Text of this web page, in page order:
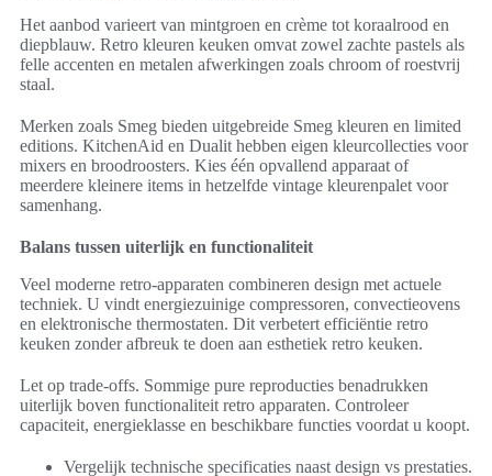
Het aanbod varieert van mintgroen en crème tot koraalrood en
diepblauw. Retro kleuren keuken omvat zowel zachte pastels als
felle accenten en metalen afwerkingen zoals chroom of roestvrij
staal.
Merken zoals Smeg bieden uitgebreide Smeg kleuren en limited
editions. KitchenAid en Dualit hebben eigen kleurcollecties voor
mixers en broodroosters. Kies één opvallend apparaat of
meerdere kleinere items in hetzelfde vintage kleurenpalet voor
samenhang.
Balans tussen uiterlijk en functionaliteit
Veel moderne retro-apparaten combineren design met actuele
techniek. U vindt energiezuinige compressoren, convectieovens
en elektronische thermostaten. Dit verbetert efficiëntie retro
keuken zonder afbreuk te doen aan esthetiek retro keuken.
Let op trade-offs. Sommige pure reproducties benadrukken
uiterlijk boven functionaliteit retro apparaten. Controleer
capaciteit, energieklasse en beschikbare functies voordat u koopt.
Vergelijk technische specificaties naast design vs prestaties.